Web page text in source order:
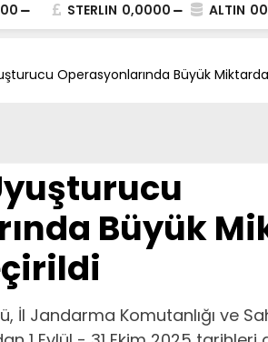
STERLIN 0,0000 ALTIN
Operasyonlarında Büyük
Büyük
İl Jandarma Komutanlığı ve